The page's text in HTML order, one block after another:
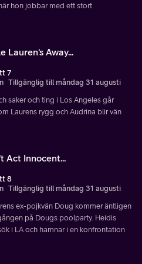
hon jobbar med ett stort
Lauren's Away...
7
Tillgänglig till måndag 31 augusti
saker och ting i Los Angeles går
Laurens rygg och Audrina blir vän
Act Innocent...
8
Tillgänglig till måndag 31 augusti
ex-pojkvän Doug kommer äntligen
på Dougs poolparty. Heidis
i LA och hamnar i en konfrontation